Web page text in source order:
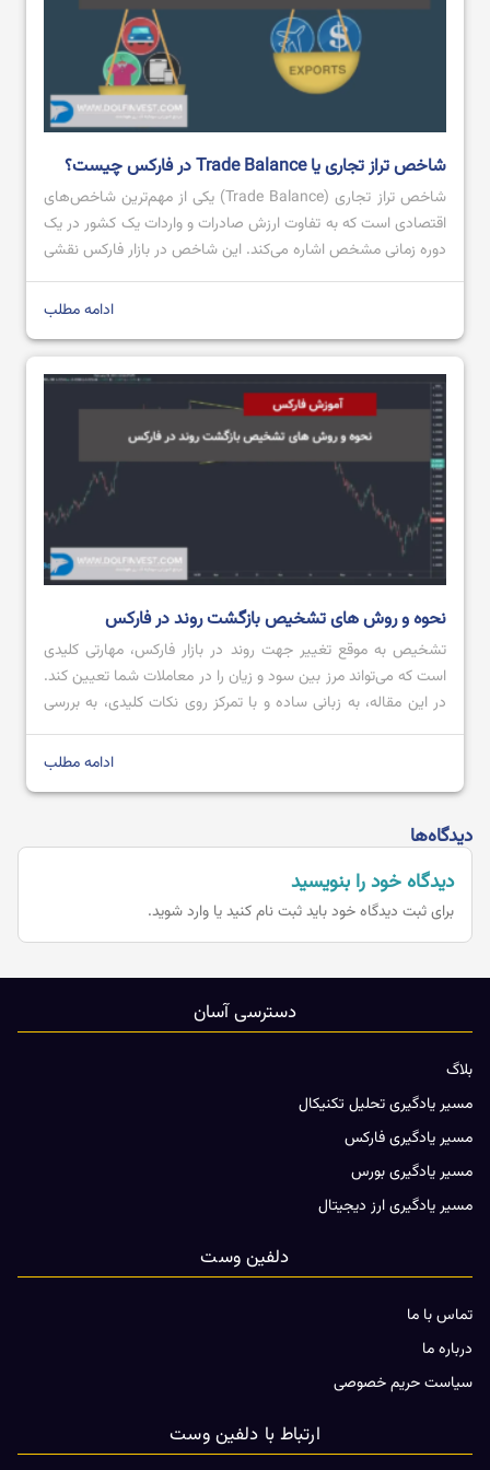
شاخص تراز تجاری یا Trade Balance در فارکس چیست؟
شاخص تراز تجاری (Trade Balance) یکی از مهم‌ترین شاخص‌های
اقتصادی است که به تفاوت ارزش صادرات و واردات یک کشور در یک
دوره زمانی مشخص اشاره می‌کند. این شاخص در بازار فارکس نقشی
کلیدی ایفا می‌کند، زیرا می‌تواند روی ارزش پول ملی یک کشور تاثیر
بگذارد. تراز تجاری مثبت، که به معنای صادرات بیشتر از […]ادامه مطلب
نحوه و روش های تشخیص بازگشت روند در فارکس
تشخیص به ‌موقع تغییر جهت روند در بازار فارکس، مهارتی کلیدی
است که می‌تواند مرز بین سود و زیان را در معاملات شما تعیین کند.
در این مقاله، به زبانی ساده و با تمرکز روی نکات کلیدی، به بررسی
دقیق این موضوع خواهیم پرداخت. هدف ما ارائه دیدگاهی جامع اما
ادامه مطلب
دیدگاه‌ها
دیدگاه خود را بنویسید
برای ثبت دیدگاه خود بایدثبت نام کنید یا وارد شوید.
دسترسی آسان
بلاگ
مسیر یادگیری تحلیل تکنیکال
مسیر یادگیری فارکس
مسیر یادگیری بورس
مسیر یادگیری ارز دیجیتال
دلفین وست
تماس با ما
درباره ما
سیاست حریم خصوصی
ارتباط با دلفین وست